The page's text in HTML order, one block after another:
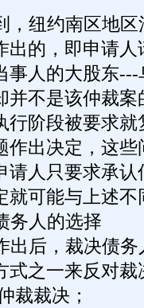
纽约南区地区
出的，即申请
事人的大股东
并不是该仲裁
行阶段被要求
作出决定，这
请人只要求承
就可能与上述不
人的选择
后，裁决债务
式之一来反对裁
裁裁决；